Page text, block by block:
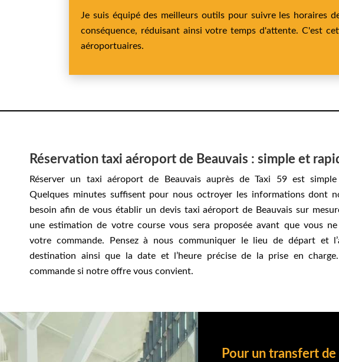
Je suis équipé des meilleurs outils pour suivre les horaires
conséquence, réduisant ainsi votre temps d'attente. C'est
aéroportuaires.
Réservation taxi aéroport de Beauvais : simple et
Réserver un taxi aéroport de Beauvais auprès de Taxi 59 est
Quelques minutes suffisent pour nous octroyer les informations dont
besoin afin de vous établir un devis taxi aéroport de Beauvais sur
une estimation de votre course vous sera proposée avant que vous
votre commande. Pensez à nous communiquer le lieu de départ et
destination ainsi que la date et l’heure précise de la prise en
commande si notre offre vous convient.
Pour un transfert de